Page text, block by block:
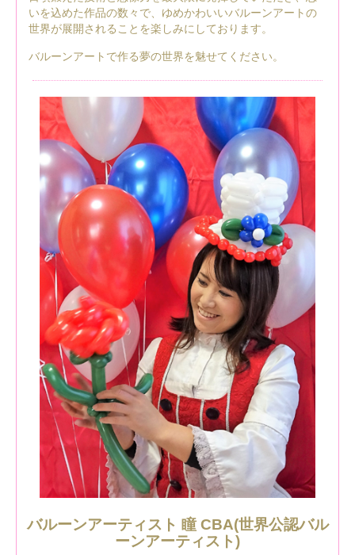
いを込めた作品の数々で、ゆめかわいいバルーンアートの
世界が展開されることを楽しみにしております。
バルーンアートで作る夢の世界を魅せてください。
バルーンアーティスト 瞳 CBA(世界公認バル
ーンアーティスト)